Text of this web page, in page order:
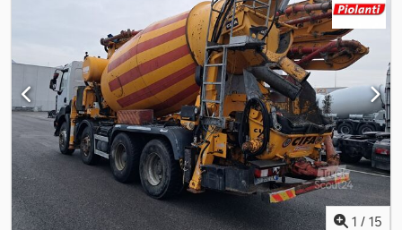
Verzinkter Abwassertank (innen und außen)· MEC 1600P
Vakuumpumpe· Honda GX 390 Motor· Oszillierende
Maschinenplatte· 9,1 m Saugschlauch mit Lanze und Kugelhahn·
Füllstandsanzeigen für alle Tanks· Leichte Aluminiumkonstruktion·
Notausschalter Gewicht: 525 kg = Weitere Informationen =
Dedpfx Asyw It Tsb Hjck Baujahr: 2025 Verwendungszweck:
Bauwesen Leergewicht: 525 kg Inhalt des Laderaums: 1.000 l
Allgemeiner Zustand: sehr gut Technischer Zustand: sehr gut
Optischer Zustand: sehr gut Preis: Auf Anfrage =
Firmeninformationen = Direkt vom Alleinimporteur aller Marken!
Keine Zwischenhändler, nur direkt vom Importeur. GROSSER
LAGERBESTAND, sofort lieferbar.
1 / 15